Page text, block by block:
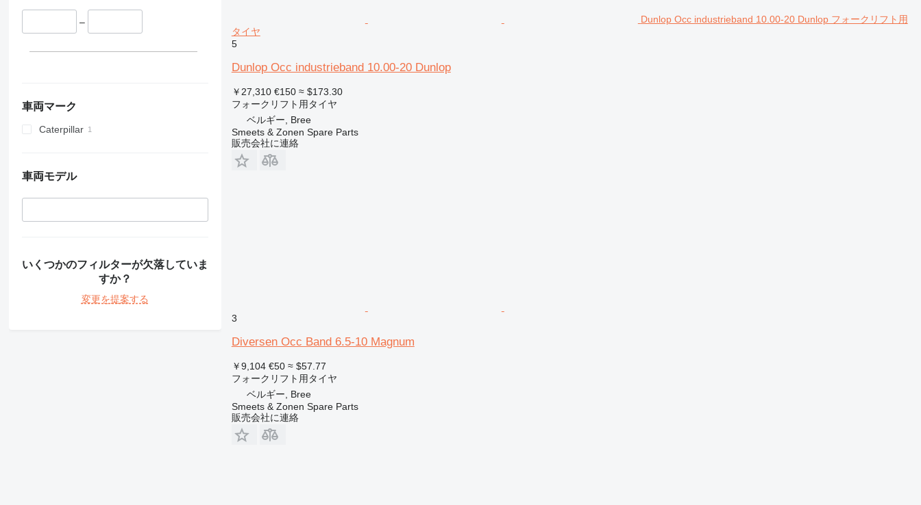
–
車両マーク
Caterpillar
車両モデル
いくつかのフィルターが欠落していま
すか？
変更を提案する
Dunlop Occ industrieband 10.00-20 Dunlop フォークリフト用
タイヤ
5
Dunlop Occ industrieband 10.00-20 Dunlop
￥27,310 €150 ≈ $173.30
フォークリフト用タイヤ
ベルギー, Bree
Smeets & Zonen Spare Parts
販売会社に連絡
3
Diversen Occ Band 6.5-10 Magnum
￥9,104 €50 ≈ $57.77
フォークリフト用タイヤ
ベルギー, Bree
Smeets & Zonen Spare Parts
販売会社に連絡